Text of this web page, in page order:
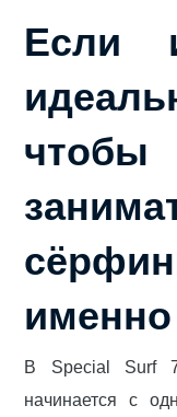
Если
именно
В Special Surf
начинается с